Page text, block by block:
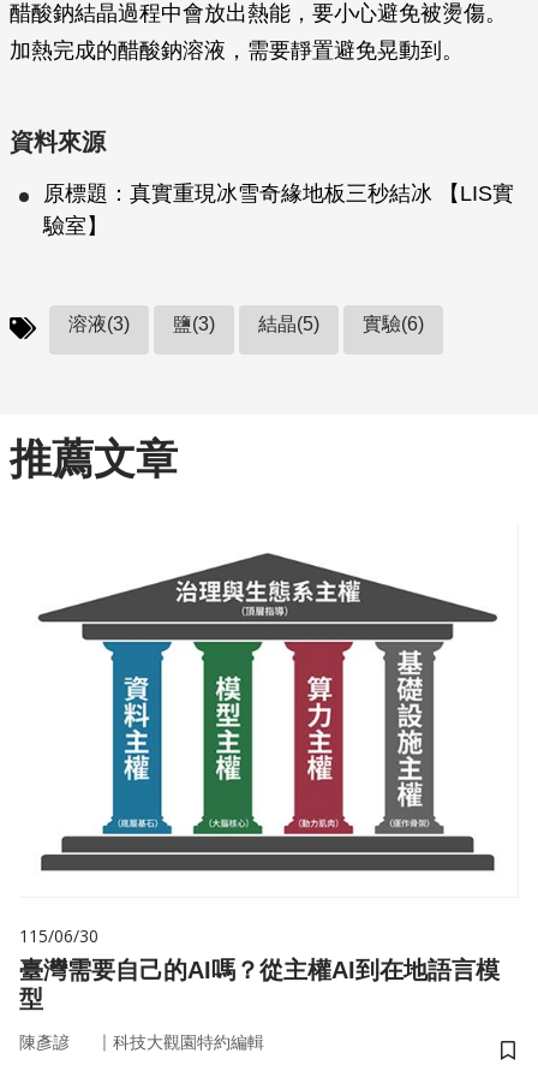
醋酸鈉結晶過程中會放出熱能，要小心避免被燙傷。
加熱完成的醋酸鈉溶液，需要靜置避免晃動到。
資料來源
原標題：真實重現冰雪奇緣地板三秒結冰 【LIS實
驗室】
溶液(3) 鹽(3) 結晶(5) 實驗(6)
推薦文章
115/06/30
臺灣需要自己的AI嗎？從主權AI到在地語言模
型
陳彥諺 ｜ 科技大觀園特約編輯
儲